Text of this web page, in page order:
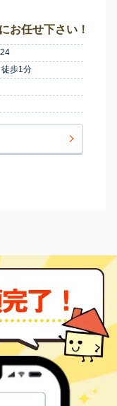
お任せ下さい！
歩1分